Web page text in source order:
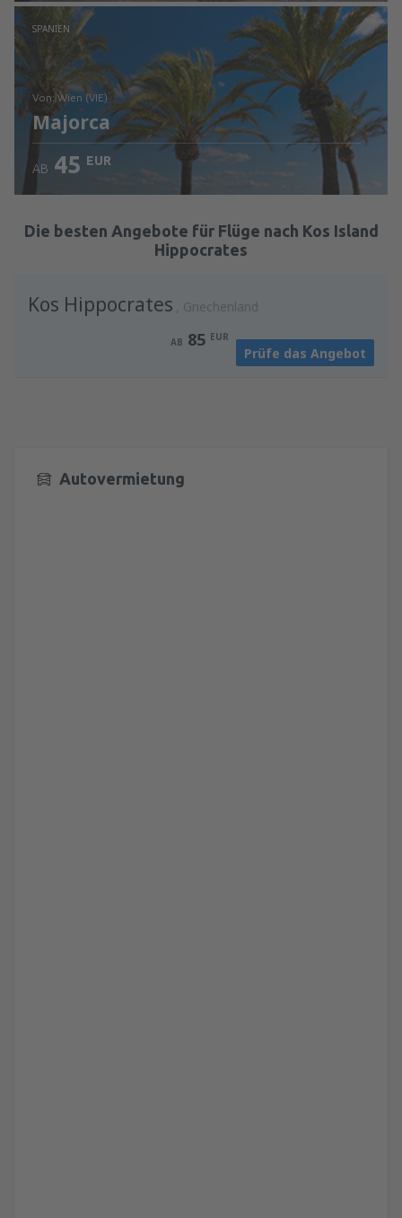
Prüfe die Einzelheiten
SPANIEN
von: Wien (VIE)
Majorca
Prüfe die Einzelheiten
AB 45 EUR
Die besten Angebote für Flüge nach Kos Island
Hippocrates
Kos Hippocrates Griechenland
AB 85 EUR
Prüfe das Angebot
Autovermietung